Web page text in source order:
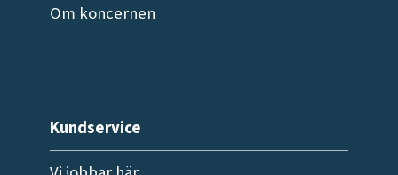
Om koncernen
Kundservice